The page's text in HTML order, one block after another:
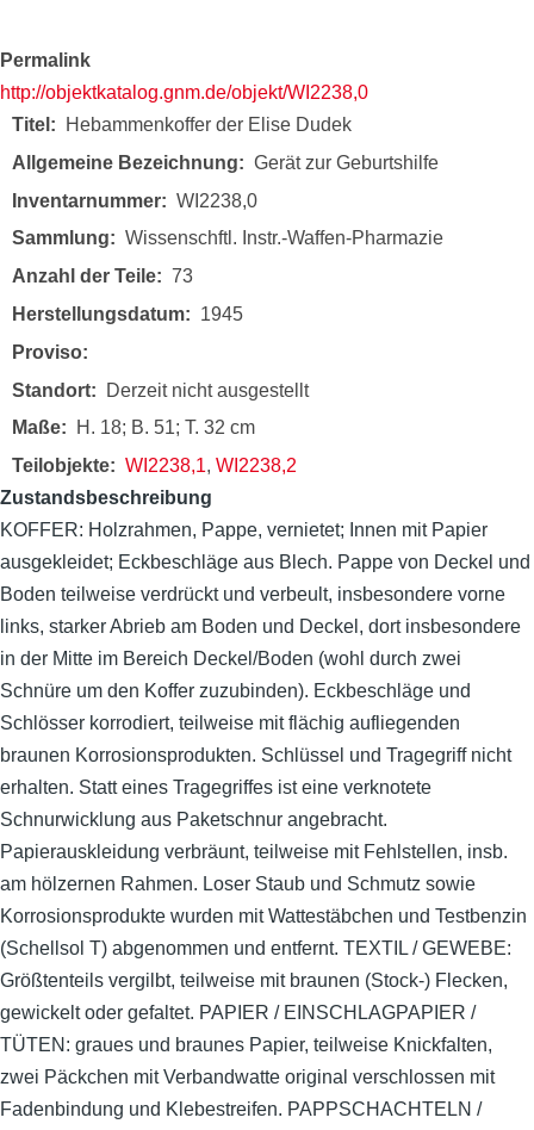
Permalink
http://objektkatalog.gnm.de/objekt/WI2238,0
Titel
Hebammenkoffer der Elise Dudek
Allgemeine Bezeichnung
Gerät zur Geburtshilfe
Inventarnummer
WI2238,0
Sammlung
Wissenschftl. Instr.-Waffen-Pharmazie
Anzahl der Teile
73
Herstellungsdatum
1945
Proviso
Standort
Derzeit nicht ausgestellt
Maße
H. 18; B. 51; T. 32 cm
Teilobjekte
WI2238,1, WI2238,2
Zustandsbeschreibung
KOFFER: Holzrahmen, Pappe, vernietet; Innen mit Papier
ausgekleidet; Eckbeschläge aus Blech. Pappe von Deckel und
Boden teilweise verdrückt und verbeult, insbesondere vorne
links, starker Abrieb am Boden und Deckel, dort insbesondere
in der Mitte im Bereich Deckel/Boden (wohl durch zwei
Schnüre um den Koffer zuzubinden). Eckbeschläge und
Schlösser korrodiert, teilweise mit flächig aufliegenden
braunen Korrosionsprodukten. Schlüssel und Tragegriff nicht
erhalten. Statt eines Tragegriffes ist eine verknotete
Schnurwicklung aus Paketschnur angebracht.
Papierauskleidung verbräunt, teilweise mit Fehlstellen, insb.
am hölzernen Rahmen. Loser Staub und Schmutz sowie
Korrosionsprodukte wurden mit Wattestäbchen und Testbenzin
(Schellsol T) abgenommen und entfernt. TEXTIL / GEWEBE:
Größtenteils vergilbt, teilweise mit braunen (Stock-) Flecken,
gewickelt oder gefaltet. PAPIER / EINSCHLAGPAPIER /
TÜTEN: graues und braunes Papier, teilweise Knickfalten,
zwei Päckchen mit Verbandwatte original verschlossen mit
Fadenbindung und Klebestreifen. PAPPSCHACHTELN /